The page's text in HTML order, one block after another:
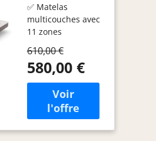
Royal Top
Viscoélastique
et Ressorts
Ensachés | 30
cm d'Épaisseur
| 11 Zones de
Confort | Mi-
Ferme et
Moelleux.
✅ Matelas
multicouches avec
11 zones
un maintien
optimal pour les
hanches, les
épaules et un
soutien renforcé
pour la région
lombaire. Le
610,00 €
580,00 €